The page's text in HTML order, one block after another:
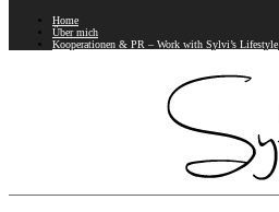
Home
Über mich
Kooperationen & PR – Work with Sylvi’s Lifestyle